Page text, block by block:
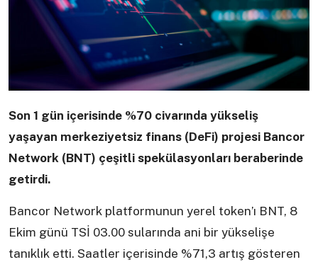
Son 1 gün içerisinde %70 civarında yükseliş
yaşayan merkeziyetsiz finans (DeFi) projesi Bancor
Network (BNT) çeşitli spekülasyonları beraberinde
getirdi.
Bancor Network platformunun yerel token’ı BNT, 8
Ekim günü TSİ 03.00 sularında ani bir yükselişe
tanıklık etti. Saatler içerisinde %71,3 artış gösteren